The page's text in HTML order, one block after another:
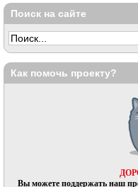
Поиск на сайте
Как помочь проекту?
Вы можете поддержать наш